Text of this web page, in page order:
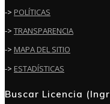
-> POLÍTICAS
-> TRANSPARENCIA
-> MAPA DEL SITIO
-> ESTADÍSTICAS
Buscar Licencia